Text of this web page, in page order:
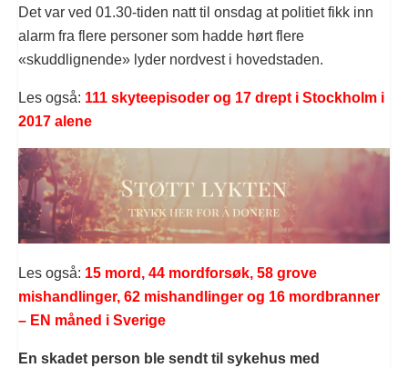
Det var ved 01.30-tiden natt til onsdag at politiet fikk inn
alarm fra flere personer som hadde hørt flere
«skuddlignende» lyder nordvest i hovedstaden.
Les også: 111 skyteepisoder og 17 drept i Stockholm i
2017 alene
Les også: 15 mord, 44 mordforsøk, 58 grove
mishandlinger, 62 mishandlinger og 16 mordbranner
– EN måned i Sverige
En skadet person ble sendt til sykehus med